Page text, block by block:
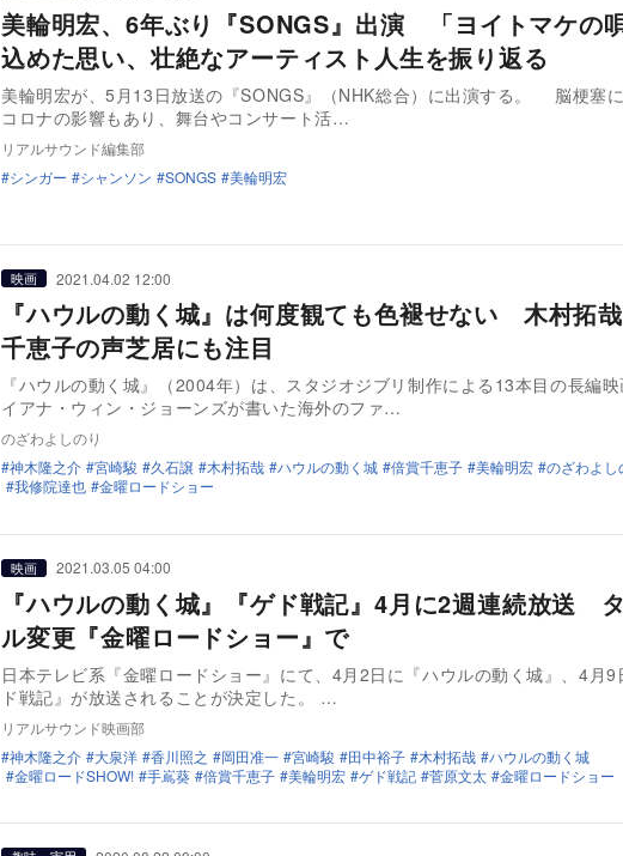
美輪明宏、6年ぶり『SONGS』出演 「ヨイトマケの
込めた思い、壮絶なアーティスト人生を振り返る
美輪明宏が、5月13日放送の『SONGS』（NHK総合）に出演する。 脳梗塞に
コロナの影響もあり、舞台やコンサート活…
リアルサウンド編集部
シンガー
シャンソン SONGS 美輪明宏
映画 2021.04.02 12:00
『ハウルの動く城』は何度観ても色褪せない 木村拓
千恵子の声芝居にも注目
『ハウルの動く城』（2004年）は、スタジオジブリ制作による13本目の長編
イアナ・ウィン・ジョーンズが書いた海外のファ…
のざわよしのり
神木隆之介
宮崎駿 久石譲 木村拓哉 ハウルの動く城 倍賞千恵子 美輪明宏
のざわよし
我修院達也
金曜ロードショー
映画 2021.03.05 04:00
『ハウルの動く城』『ゲド戦記』4月に2週連続放送
ル変更『金曜ロードショー』で
日本テレビ系『金曜ロードショー』にて、4月2日に『ハウルの動く城』、4月9
ド戦記』が放送されることが決定した。 …
リアルサウンド映画部
神木隆之介
大泉洋 香川照之 岡田准一 宮崎駿 田中裕子 木村拓哉
ハウルの動く城
金曜ロードSHOW!
手嶌葵 倍賞千恵子 美輪明宏 ゲド戦記 菅原文太 金曜ロードショー